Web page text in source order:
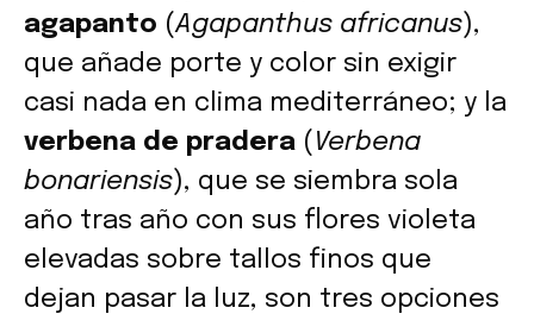
agapanto (Agapanthus africanus),
que añade porte y color sin exigir
casi nada en clima mediterráneo; y la
verbena de pradera ( Verbena
bonariensis), que se siembra sola
año tras año con sus flores violeta
elevadas sobre tallos finos que
dejan pasar la luz, son tres opciones